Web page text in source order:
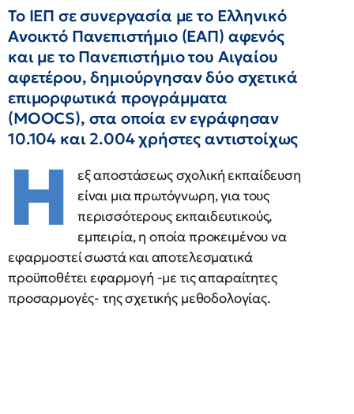
Το ΙΕΠ σε συνεργασία με το Ελληνικό
Ανοικτό Πανεπιστήμιο (ΕΑΠ) αφενός
και με το Πανεπιστήμιο του Αιγαίου
αφετέρου, δημιούργησαν δύο σχετικά
επιμορφωτικά προγράμματα
(MOOCS), στα οποία εν εγράφησαν
10.104 και 2.004 χρήστες αντιστοίχως
Η
εξ αποστάσεως σχολική εκπαίδευση
είναι μια πρωτόγνωρη, για τους
περισσότερους εκπαιδευτικούς,
εμπειρία, η οποία προκειμένου να
εφαρμοστεί σωστά και αποτελεσματικά
προϋποθέτει εφαρμογή -με τις απαραίτητες
προσαρμογές- της σχετικής μεθοδολογίας.